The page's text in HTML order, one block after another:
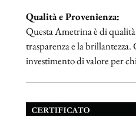
Qualità e Provenienza:
Questa Ametrina è di
trasparenza e la
investimento di valore per